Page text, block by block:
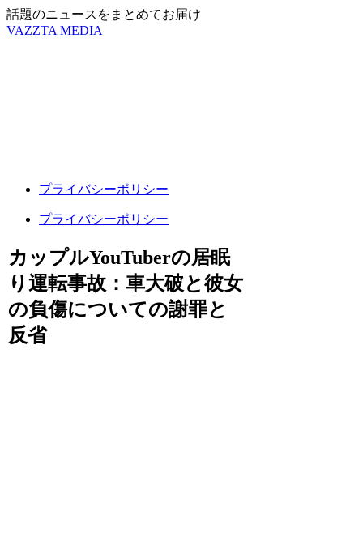
話題のニュースをまとめてお届け
VAZZTA MEDIA
プライバシーポリシー
プライバシーポリシー
カップルYouTuberの居眠
り運転事故：車大破と彼女
の負傷についての謝罪と
反省